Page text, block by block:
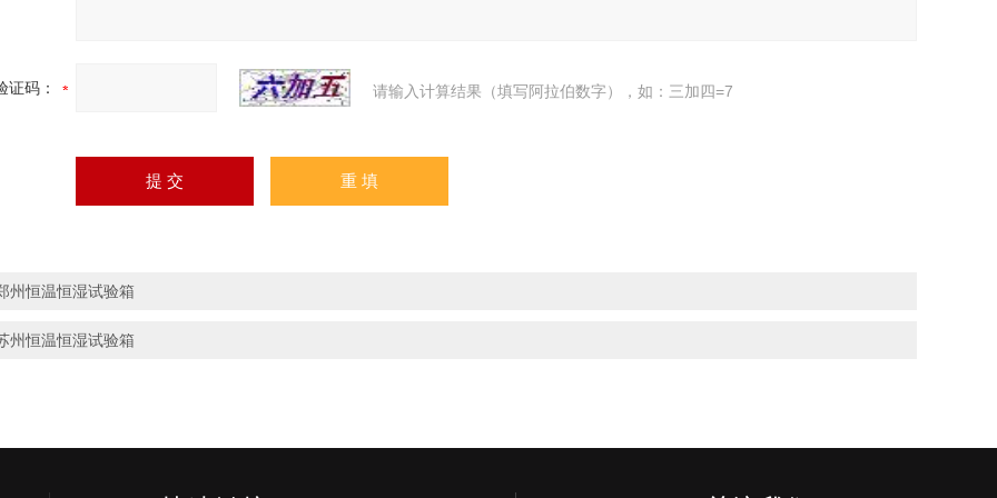
证码： 请输入计算结果（填写阿拉伯数字），如：三加四=7
州恒温恒湿试验箱
州恒温恒湿试验箱